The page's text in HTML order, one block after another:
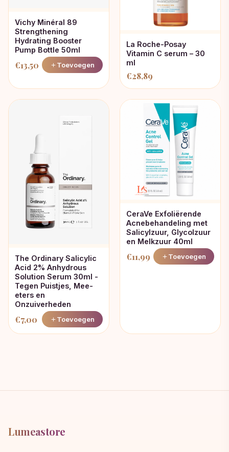
Vichy Minéral 89
Strengthening
Hydrating Booster
Pump Bottle 50ml
€13,50 Toevoegen
La Roche-Posay
Vitamin C serum – 30
ml
€28,89
The Ordinary Salicylic
Acid 2% Anhydrous
Solution Serum 30ml -
Tegen Puistjes, Mee-
eters en
Onzuiverheden
€7,00 Toevoegen
CeraVe Exfoliërende
Acnebehandeling met
Salicylzuur, Glycolzuur
en Melkzuur 40ml
€11,99 Toevoegen
Lumeastore